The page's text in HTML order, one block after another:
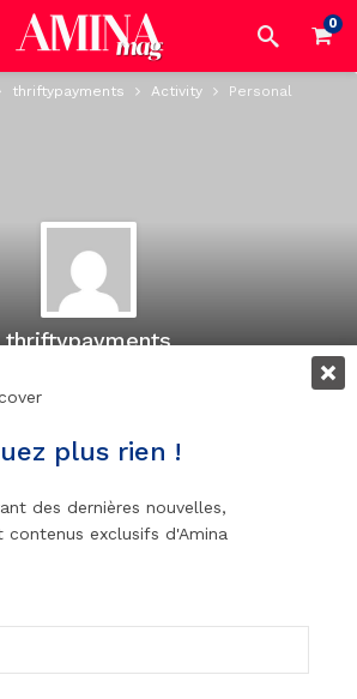
0
thriftypayments Activity Personal
thriftypayments
1 year, 3 months ago
Posts Suivi
plus rien !
des dernières nouvelles,
contenus exclusifs d'Amina